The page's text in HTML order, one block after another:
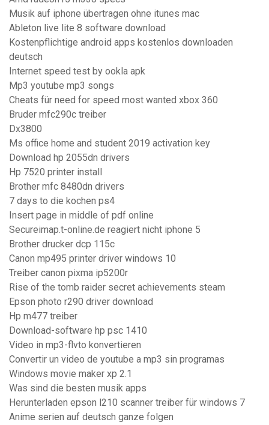
Musik auf iphone übertragen ohne itunes mac
Ableton live lite 8 software download
Kostenpflichtige android apps kostenlos downloaden
deutsch
Internet speed test by ookla apk
Mp3 youtube mp3 songs
Cheats für need for speed most wanted xbox 360
Bruder mfc290c treiber
Dx3800
Ms office home and student 2019 activation key
Download hp 2055dn drivers
Hp 7520 printer install
Brother mfc 8480dn drivers
7 days to die kochen ps4
Insert page in middle of pdf online
Secureimap.t-online.de reagiert nicht iphone 5
Brother drucker dcp 115c
Canon mp495 printer driver windows 10
Treiber canon pixma ip5200r
Rise of the tomb raider secret achievements steam
Epson photo r290 driver download
Hp m477 treiber
Download-software hp psc 1410
Video in mp3-flvto konvertieren
Convertir un video de youtube a mp3 sin programas
Windows movie maker xp 2.1
Was sind die besten musik apps
Herunterladen epson l210 scanner treiber für windows 7
Anime serien auf deutsch ganze folgen